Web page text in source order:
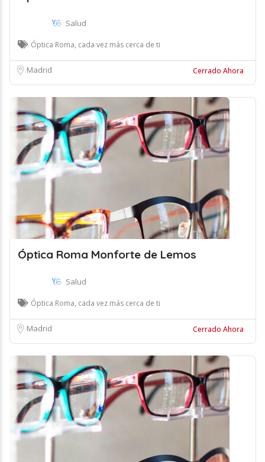
Salud
Óptica Roma, cada vez más cerca de ti
Madrid Cerrado Ahora
Óptica Roma Monforte de Lemos
Salud
Óptica Roma, cada vez más cerca de ti
Madrid Cerrado Ahora